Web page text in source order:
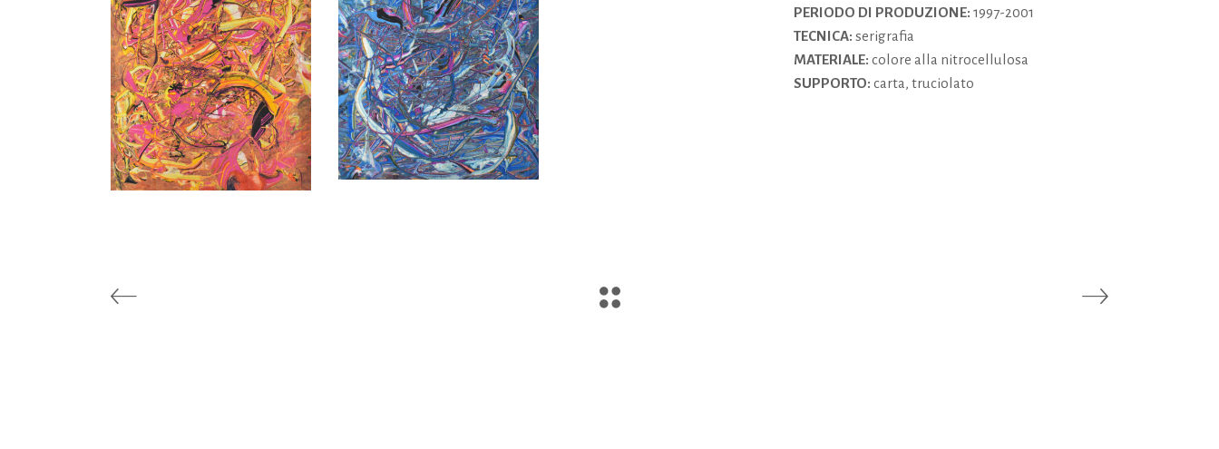
PERIODO DI PRODUZIONE: 1997-2001
TECNICA: serigrafia
MATERIALE: colore alla nitrocellulosa
SUPPORTO: carta, truciolato